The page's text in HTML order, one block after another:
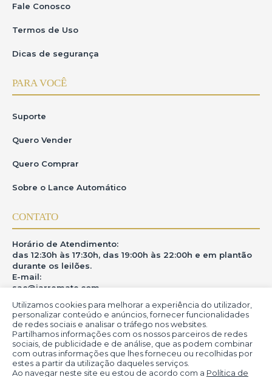
Utilizamos cookies para melhorar a experiência do utilizador,
personalizar conteúdo e anúncios, fornecer funcionalidades
de redes sociais e analisar o tráfego nos websites.
Partilhamos informações com os nossos parceiros de redes
sociais, de publicidade e de análise, que as podem combinar
com outras informações que lhes forneceu ou recolhidas por
estes a partir da utilização daqueles serviços.
Ao navegar neste site eu estou de acordo com a Política de
Fale Conosco
Termos de Uso
Dicas de segurança
PARA VOCÊ
Suporte
Quero Vender
Quero Comprar
Sobre o Lance Automático
CONTATO
Horário de Atendimento:
das 12:30h às 17:30h, das 19:00h às 22:00h e em plantão
durante os leilões.
E-mail:
sac@iarremate.com
ONDE ESTAMOS
R. Heitor Modesto, 28 - Estação São Lourenço - MG
CEP: 37470-000